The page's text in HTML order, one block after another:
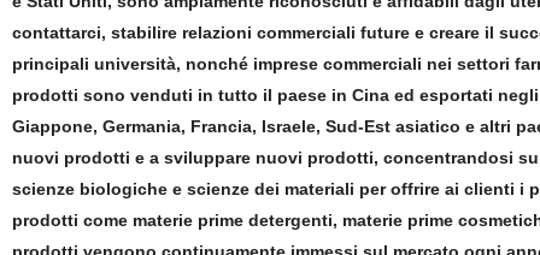
contattarci, stabilire relazioni commerciali future e creare il
principali università, nonché imprese commerciali nei settori
prodotti sono venduti in tutto il paese in Cina ed esportati
Giappone, Germania, Francia, Israele, Sud-Est asiatico e altri
nuovi prodotti e a sviluppare nuovi prodotti, concentrandosi
scienze biologiche e scienze dei materiali per offrire ai clienti
prodotti come materie prime detergenti, materie prime